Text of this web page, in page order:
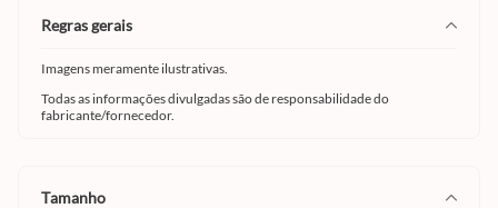
regras gerais
Imagens meramente ilustrativas.
Todas as informações divulgadas são de responsabilidade do
fabricante/fornecedor.
tamanho